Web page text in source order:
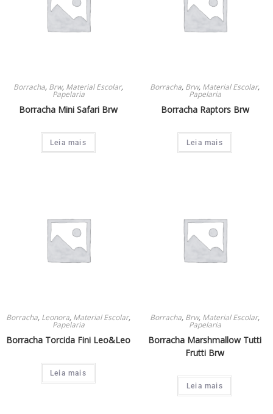
Borracha, Brw, Material Escolar,
Papelaria
Borracha Mini Safari Brw
Leia mais
Borracha, Brw, Material Escolar,
Papelaria
Borracha Raptors Brw
Leia mais
Borracha, Leonora, Material Escolar,
Papelaria
Borracha Torcida Fini Leo&Leo
Leia mais
Borracha, Brw, Material Escolar,
Papelaria
Borracha Marshmallow Tutti
Frutti Brw
Leia mais